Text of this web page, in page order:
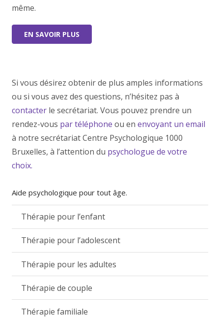
même.
EN SAVOIR PLUS
Si vous désirez obtenir de plus amples informations
ou si vous avez des questions, n’hésitez pas à
contacter le secrétariat. Vous pouvez prendre un
rendez-vous par téléphone ou en envoyant un email
à notre secrétariat Centre Psychologique 1000
Bruxelles, à l’attention du psychologue de votre
choix.
Aide psychologique pour tout âge.
Thérapie pour l’enfant
Thérapie pour l’adolescent
Thérapie pour les adultes
Thérapie de couple
Thérapie familiale